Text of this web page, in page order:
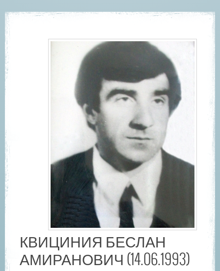
КВИЦИНИЯ БЕСЛАН
АМИРАНОВИЧ (14.06.1993)